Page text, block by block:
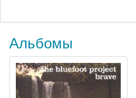
Альбомы